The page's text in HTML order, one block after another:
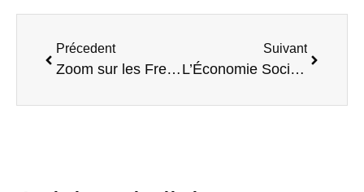
Précedent
Zoom sur les Fresques du Climat au Quai des possibles
Suivant
L’Économie Sociale et Solidaire mise à l’honneur avec l’ Éxposition « Kessako » pour le mois de l’ESS